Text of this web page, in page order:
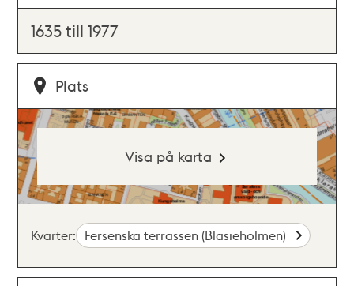
1635 till 1977
Plats
Visa på karta
Kvarter: Fersenska terrassen (Blasieholmen)